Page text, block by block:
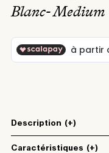
Blanc- Medium
Description (+)
Caractéristiques (+)